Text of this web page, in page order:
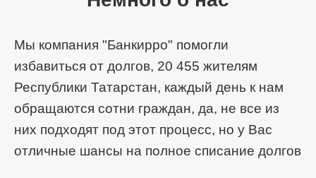
Мы компания "Банкирро" помогли
избавиться от долгов, 20 455 жителям
Республики Татарстан, каждый день к нам
обращаются сотни граждан, да, не все из
них подходят под этот процесс, но у Вас
отличные шансы на полное списание долгов